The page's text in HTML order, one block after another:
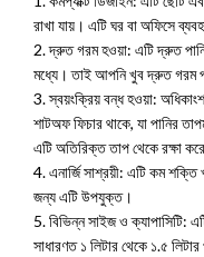
রাখা যায়। এটি ঘর বা অফিসে
2. দ্রুত গরম হওয়া: এটি দ্রুত
মধ্যে। তাই আপনি খুব দ্রুত গরম
3. স্বয়ংক্রিয় বন্ধ হওয়া:
শাটঅফ ফিচার থাকে, যা পানির
এটি অতিরিক্ত তাপ থেকে রক্ষা
4. এনার্জি সাশ্রয়ী: এটি কম
জন্য এটি উপযুক্ত।
5. বিভিন্ন সাইজ ও ক্যাপাসিটি:
সাধারণত ১ লিটার থেকে ১.৫